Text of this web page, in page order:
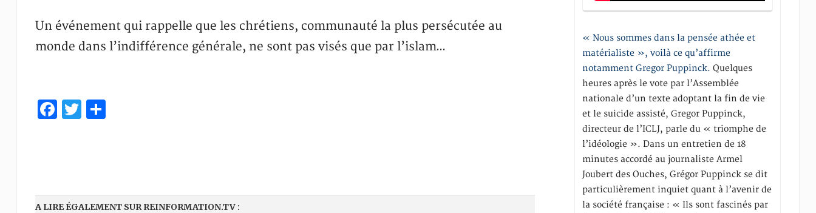
Un événement qui rappelle que les chrétiens, communauté la plus persécutée au
monde dans l’indifférence générale, ne sont pas visés que par l’islam…
Facebook
Twitter
Partager
A LIRE ÉGALEMENT SUR REINFORMATION.TV :
« Nous sommes dans la pensée athée et
matérialiste », voilà ce qu’affirme
notamment Gregor Puppinck. Quelques
heures après le vote par l’Assemblée
nationale d’un texte adoptant la fin de vie
et le suicide assisté, Gregor Puppinck,
directeur de l’ICLJ, parle du « triomphe de
l’idéologie ». Dans un entretien de 18
minutes accordé au journaliste Armel
Joubert des Ouches, Grégor Puppinck se dit
particulièrement inquiet quant à l’avenir de
la société française : « Ils sont fascinés par